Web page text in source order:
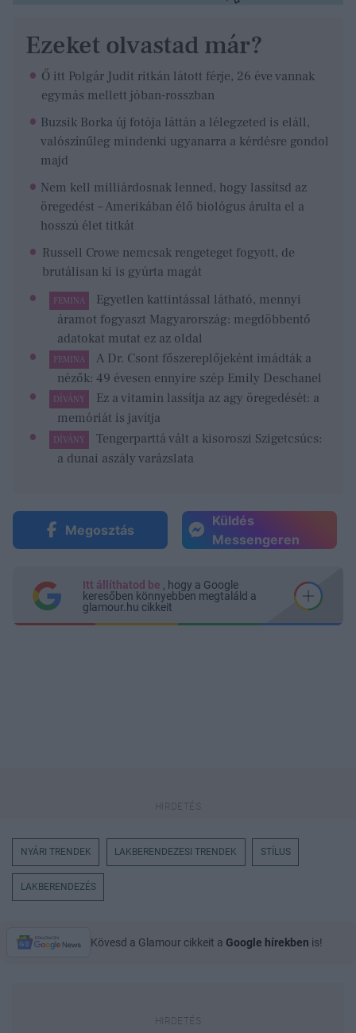
Ezeket olvastad már?
Ő itt Polgár Judit ritkán látott férje, 26 éve vannak
egymás mellett jóban-rosszban
Buzsik Borka új fotója láttán a lélegzeted is eláll,
valószínűleg mindenki ugyanarra a kérdésre gondol
majd
Nem kell milliárdosnak lenned, hogy lassítsd az
öregedést – Amerikában élő biológus árulta el a
hosszú élet titkát
Russell Crowe nemcsak rengeteget fogyott, de
brutálisan ki is gyúrta magát
FEMINA
Egyetlen kattintással látható, mennyi
áramot fogyaszt Magyarország: megdöbbentő
adatokat mutat ez az oldal
FEMINA
A Dr. Csont főszereplőjeként imádták a
nézők: 49 évesen ennyire szép Emily Deschanel
DÍVÁNY
Ez a vitamin lassítja az agy öregedését: a
memóriát is javítja
DÍVÁNY
Tengerparttá vált a kisoroszi Szigetcsúcs:
a dunai aszály varázslata
Megosztás
Küldés
Messengeren
Itt állíthatod be , hogy a Google
keresőben könnyebben megtaláld a
glamour.hu cikkeit
NYÁRI TRENDEK LAKBERENDEZESI TRENDEK STÍLUS
LAKBERENDEZÉS
Kövesd a Glamour cikkeit a Google hírekben is!